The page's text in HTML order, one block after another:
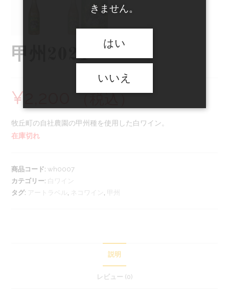
甲州2024
¥ （税込）
牧丘町の自社農園の甲州種を使用した白ワイン。
在庫切れ
商品コード:wh0007
カテゴリー: 白ワイン
タグ: アートラベル ネコワイン 甲州
説明
レビュー (0)
きません。
はい
いいえ